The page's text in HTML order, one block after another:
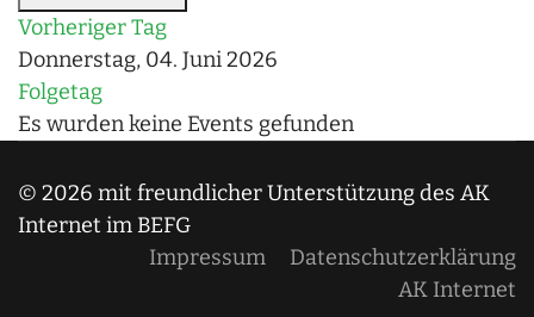
Vorheriger Tag
Donnerstag, 04. Juni 2026
Folgetag
Es wurden keine Events gefunden
© 2026 mit freundlicher Unterstützung des AK
Internet im BEFG
Impressum
Datenschutzerklärung
AK Internet